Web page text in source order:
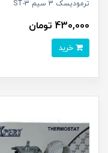
ترمودیسک 3 سیم ST-3
430,000 تومان